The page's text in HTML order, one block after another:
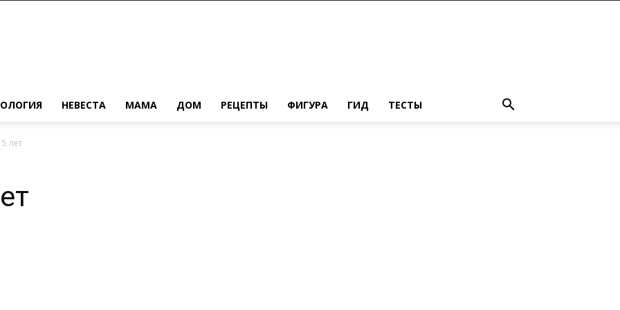
НЕВЕСТА МАМА ДОМ РЕЦЕПТЫ ФИГУРА ГИД ТЕСТЫ
лет